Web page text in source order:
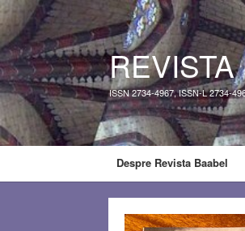
ISSN 2734-4967, ISSN-L 2734-
Despre Revista Baabel